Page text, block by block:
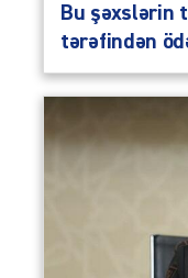
Bu şəxslərin
tərəfindən